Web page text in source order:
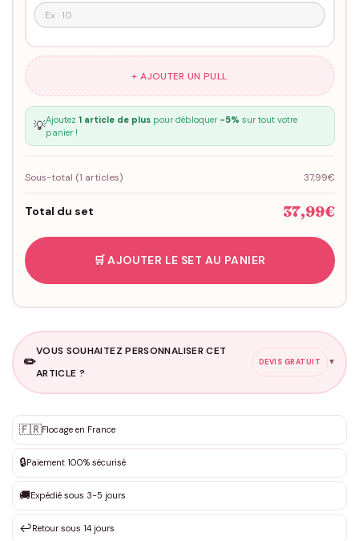
+ AJOUTER UN PULL
💡Ajoutez 1 article de pluspour débloquer -5% sur tout votre
panier !
Sous-total (1 articles) 37,99€
Total du set 37,99€
🛒 AJOUTER LE SET AU PANIER
✏️
VOUS SOUHAITEZ PERSONNALISER CET
ARTICLE ?
DEVIS GRATUIT ▼
✨ Personnalisation sur mesure
DEVIS GRATUIT · Personnalisation de 3 à 10€ selon la demande
Que souhaitez-vous ?*
🇫🇷Flocage en France
🔒Paiement 100% sécurisé
🚚Expédié sous 3-5 jours
↩️Retour sous 14 jours